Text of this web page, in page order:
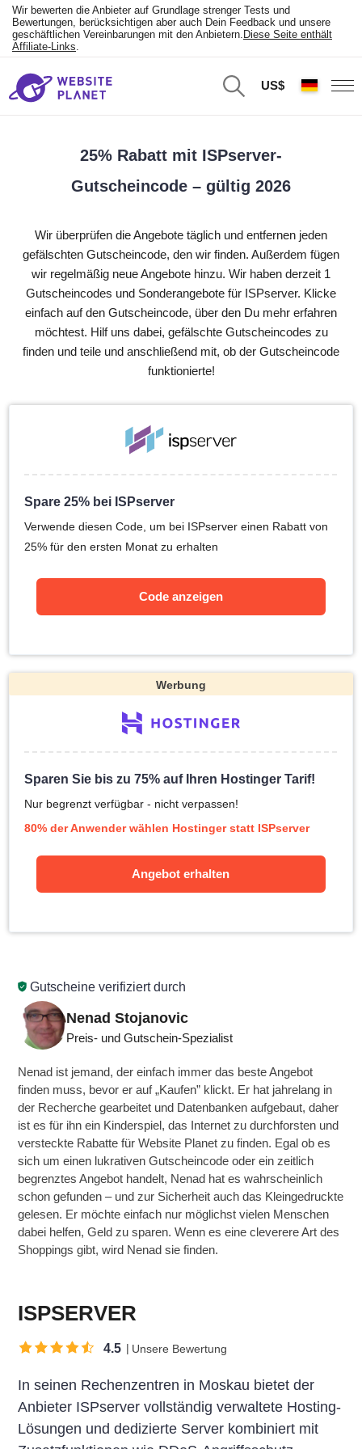
Wir bewerten die Anbieter auf Grundlage strenger Tests und
Bewertungen, berücksichtigen aber auch Dein Feedback und unsere
geschäftlichen Vereinbarungen mit den Anbietern. Diese Seite enthält
Affiliate-Links.
US$
25% Rabatt mit ISPserver-
Gutscheincode – gültig 2026
Wir überprüfen die Angebote täglich und entfernen jeden
gefälschten Gutscheincode, den wir finden. Außerdem fügen
wir regelmäßig neue Angebote hinzu. Wir haben derzeit 1
Gutscheincodes und Sonderangebote für ISPserver. Klicke
einfach auf den Gutscheincode, über den Du mehr erfahren
möchtest. Hilf uns dabei, gefälschte Gutscheincodes zu
finden und teile und anschließend mit, ob der Gutscheincode
funktionierte!
Gutscheine verifiziert durch
Nenad Stojanovic
Preis- und Gutschein-Spezialist
Nenad ist jemand, der einfach immer das beste Angebot
finden muss, bevor er auf „Kaufen” klickt. Er hat jahrelang in
der Recherche gearbeitet und Datenbanken aufgebaut, daher
ist es für ihn ein Kinderspiel, das Internet zu durchforsten und
versteckte Rabatte für Website Planet zu finden. Egal ob es
sich um einen lukrativen Gutscheincode oder ein zeitlich
begrenztes Angebot handelt, Nenad hat es wahrscheinlich
schon gefunden – und zur Sicherheit auch das Kleingedruckte
gelesen. Er möchte einfach nur möglichst vielen Menschen
dabei helfen, Geld zu sparen. Wenn es eine cleverere Art des
Shoppings gibt, wird Nenad sie finden.
Spare 25% bei ISPserver
Verwende diesen Code, um bei ISPserver einen Rabatt von
25% für den ersten Monat zu erhalten
Code anzeigen
Werbung
Sparen Sie bis zu 75% auf Ihren Hostinger Tarif!
Nur begrenzt verfügbar - nicht verpassen!
80% der Anwender wählen Hostinger statt ISPserver
Angebot erhalten
ISPSERVER
4.5 Unsere Bewertung
In seinen Rechenzentren in Moskau bietet der
Anbieter ISPserver vollständig verwaltete Hosting-
Lösungen und dedizierte Server kombiniert mit